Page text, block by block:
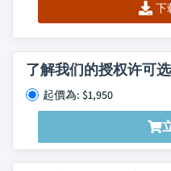
下
了解我们的授权许可
起價為: $1,950